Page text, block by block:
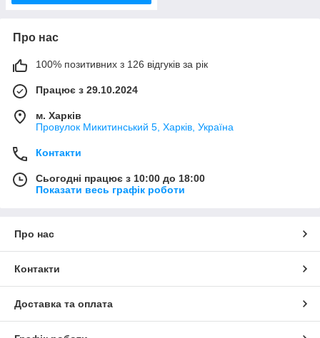
Про нас
100% позитивних з 126 відгуків за рік
Працює з 29.10.2024
м. Харків
Провулок Микитинський 5, Харків, Україна
Контакти
Сьогодні працює з 10:00 до 18:00
Показати весь графік роботи
Про нас
Контакти
Доставка та оплата